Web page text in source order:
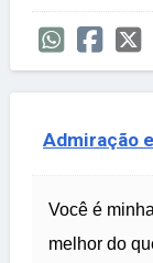
Admiração
Você é
melhor do